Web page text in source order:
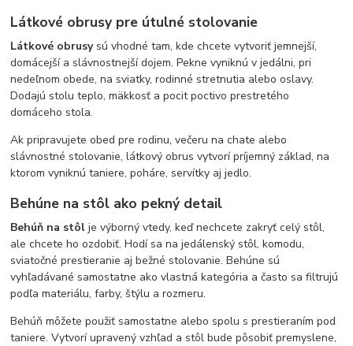
Látkové obrusy pre útulné stolovanie
Látkové obrusysú vhodné tam, kde chcete vytvoriť jemnejší,
domácejší a slávnostnejší dojem. Pekne vyniknú v jedálni, pri
nedeľnom obede, na sviatky, rodinné stretnutia alebo oslavy.
Dodajú stolu teplo, mäkkosť a pocit poctivo prestretého
domáceho stola.
Ak pripravujete obed pre rodinu, večeru na chate alebo
slávnostné stolovanie, látkový obrus vytvorí príjemný základ, na
ktorom vyniknú taniere, poháre, servítky aj jedlo.
Behúne na stôl ako pekný detail
Behúň na stôl je výborný vtedy, keď nechcete zakryť celý stôl,
ale chcete ho ozdobiť. Hodí sa na jedálenský stôl, komodu,
sviatočné prestieranie aj bežné stolovanie. Behúne sú
vyhľadávané samostatne ako vlastná kategória a často sa filtrujú
podľa materiálu, farby, štýlu a rozmeru.
Behúň môžete použiť samostatne alebo spolu s prestieraním pod
taniere. Vytvorí upravený vzhľad a stôl bude pôsobiť premyslene,